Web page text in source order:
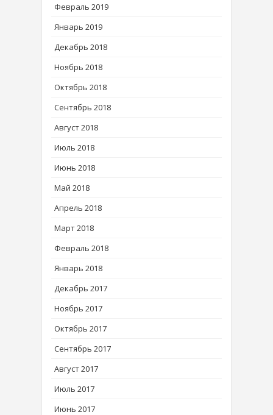
Февраль 2019
Январь 2019
Декабрь 2018
Ноябрь 2018
Октябрь 2018
Сентябрь 2018
Август 2018
Июль 2018
Июнь 2018
Май 2018
Апрель 2018
Март 2018
Февраль 2018
Январь 2018
Декабрь 2017
Ноябрь 2017
Октябрь 2017
Сентябрь 2017
Август 2017
Июль 2017
Июнь 2017